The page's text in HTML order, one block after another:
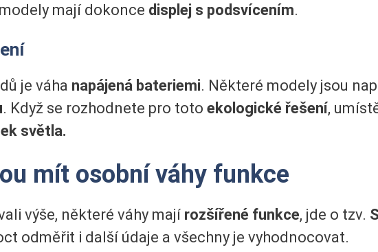
mají dokonce displej s podsvícením.
je váha napájená bateriemi. Některé modely jsou
. Když se rozhodnete pro toto ekologické řešení,
světla.
mít osobní váhy funkce
výše, některé váhy mají rozšířené funkce, jde o tzv.
odměřit i další údaje a všechny je vyhodnocovat.